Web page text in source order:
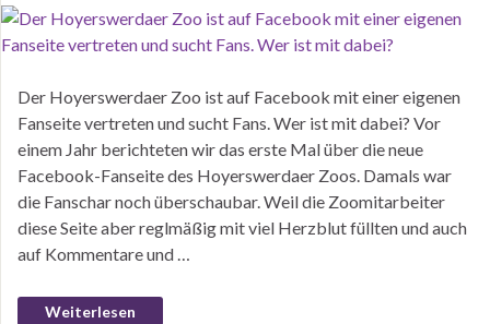
Der Hoyerswerdaer Zoo ist auf Facebook mit einer eigenen
Fanseite vertreten und sucht Fans. Wer ist mit dabei? Vor
einem Jahr berichteten wir das erste Mal über die neue
Facebook-Fanseite des Hoyerswerdaer Zoos. Damals war
die Fanschar noch überschaubar. Weil die Zoomitarbeiter
diese Seite aber reglmäßig mit viel Herzblut füllten und auch
auf Kommentare und …
Weiterlesen